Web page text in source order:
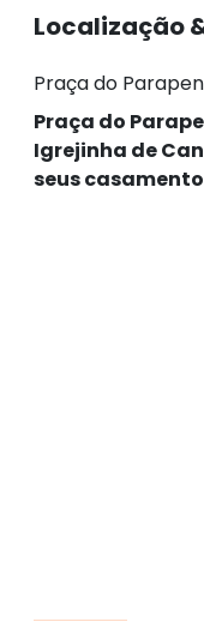
Localização
Praça do
Praça do
Igrejinha de
seus